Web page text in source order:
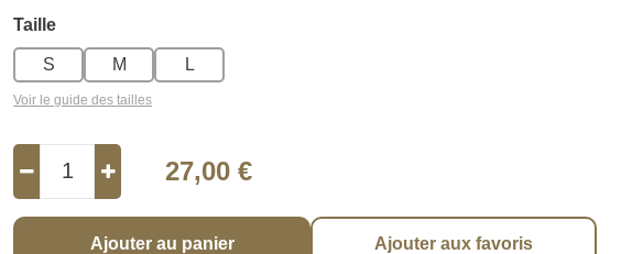
Taille
S M L
Voir le guide des tailles
27,00 €
Ajouter au panier Ajouter aux favoris